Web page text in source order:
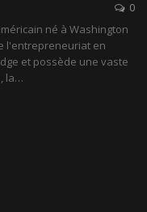
0
né à Washington
l'entrepreneuriat en
et possède une vaste
la…